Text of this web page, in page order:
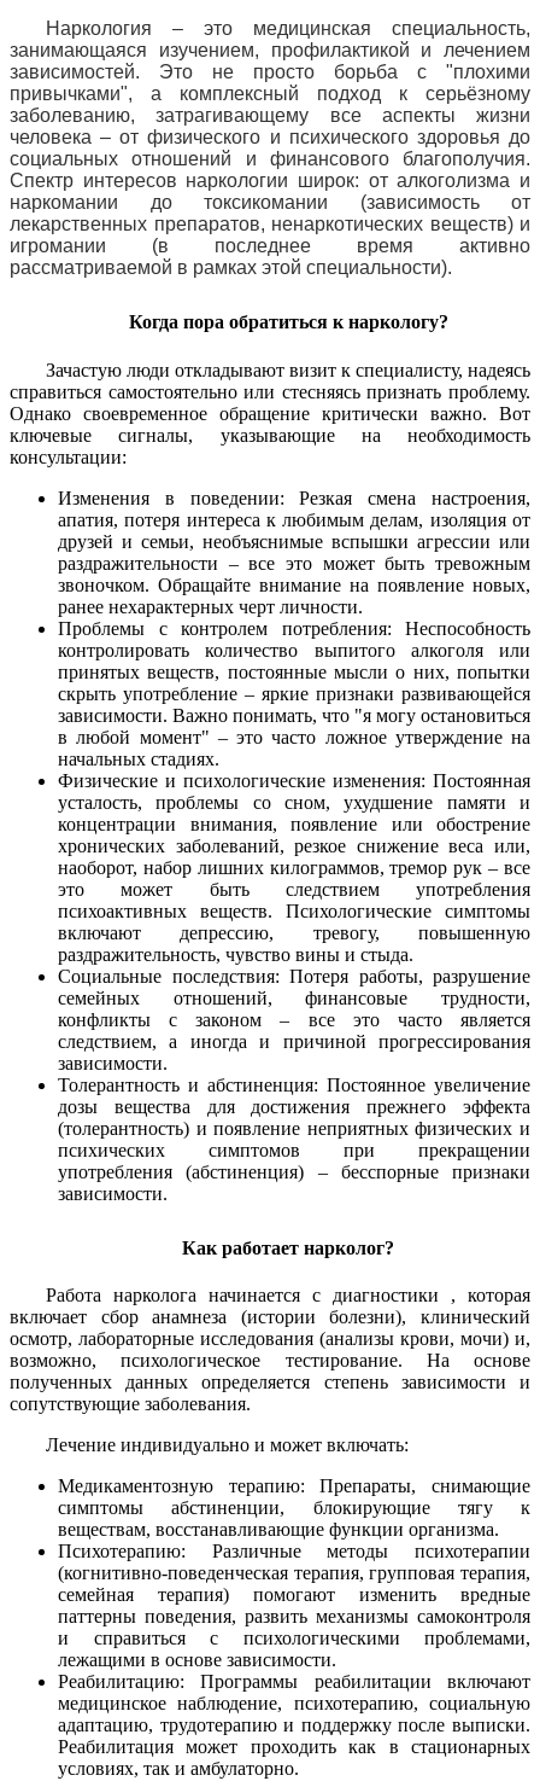
Наркология – это медицинская специальность,
занимающаяся изучением, профилактикой и лечением
зависимостей. Это не просто борьба с "плохими
привычками", а комплексный подход к серьёзному
заболеванию, затрагивающему все аспекты жизни
человека – от физического и психического здоровья до
социальных отношений и финансового благополучия.
Спектр интересов наркологии широк: от алкоголизма и
наркомании до токсикомании (зависимость от
лекарственных препаратов, ненаркотических веществ) и
игромании (в последнее время активно
рассматриваемой в рамках этой специальности).
Когда пора обратиться к наркологу?
Зачастую люди откладывают визит к специалисту, надеясь
справиться самостоятельно или стесняясь признать проблему.
Однако своевременное обращение критически важно. Вот
ключевые сигналы, указывающие на необходимость
консультации:
Изменения в поведении: Резкая смена настроения,
апатия, потеря интереса к любимым делам, изоляция от
друзей и семьи, необъяснимые вспышки агрессии или
раздражительности – все это может быть тревожным
звоночком. Обращайте внимание на появление новых,
ранее нехарактерных черт личности.
Проблемы с контролем потребления: Неспособность
контролировать количество выпитого алкоголя или
принятых веществ, постоянные мысли о них, попытки
скрыть употребление – яркие признаки развивающейся
зависимости. Важно понимать, что "я могу остановиться
в любой момент" – это часто ложное утверждение на
начальных стадиях.
Физические и психологические изменения: Постоянная
усталость, проблемы со сном, ухудшение памяти и
концентрации внимания, появление или обострение
хронических заболеваний, резкое снижение веса или,
наоборот, набор лишних килограммов, тремор рук – все
это может быть следствием употребления
психоактивных веществ. Психологические симптомы
включают депрессию, тревогу, повышенную
раздражительность, чувство вины и стыда.
Социальные последствия: Потеря работы, разрушение
семейных отношений, финансовые трудности,
конфликты с законом – все это часто является
следствием, а иногда и причиной прогрессирования
зависимости.
Толерантность и абстиненция: Постоянное увеличение
дозы вещества для достижения прежнего эффекта
(толерантность) и появление неприятных физических и
психических симптомов при прекращении
употребления (абстиненция) – бесспорные признаки
зависимости.
Как работает нарколог?
Работа нарколога начинается с диагностики , которая
включает сбор анамнеза (истории болезни), клинический
осмотр, лабораторные исследования (анализы крови, мочи) и,
возможно, психологическое тестирование. На основе
полученных данных определяется степень зависимости и
сопутствующие заболевания.
Лечение индивидуально и может включать:
Медикаментозную терапию: Препараты, снимающие
симптомы абстиненции, блокирующие тягу к
веществам, восстанавливающие функции организма.
Психотерапию: Различные методы психотерапии
(когнитивно-поведенческая терапия, групповая терапия,
семейная терапия) помогают изменить вредные
паттерны поведения, развить механизмы самоконтроля
и справиться с психологическими проблемами,
лежащими в основе зависимости.
Реабилитацию: Программы реабилитации включают
медицинское наблюдение, психотерапию, социальную
адаптацию, трудотерапию и поддержку после выписки.
Реабилитация может проходить как в стационарных
условиях, так и амбулаторно.